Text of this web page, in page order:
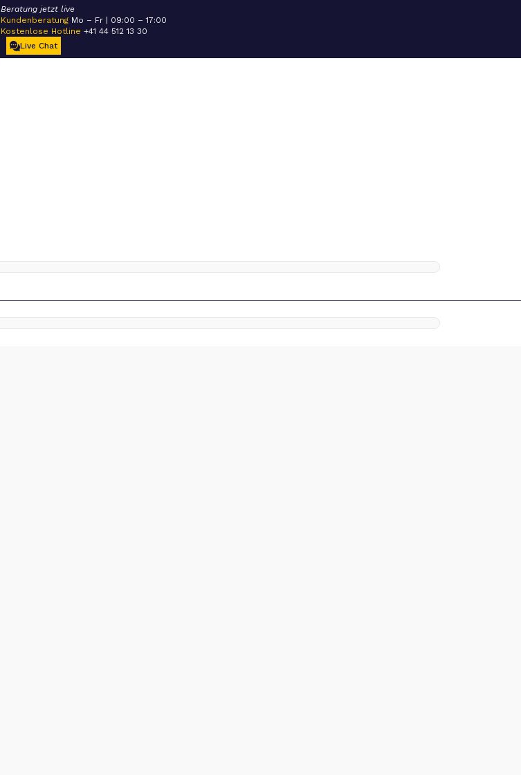
Beratung jetzt live
Kundenberatung Mo – Fr | 09:00 – 17:00
Kostenlose Hotline +41 44 512 13 30
Live Chat